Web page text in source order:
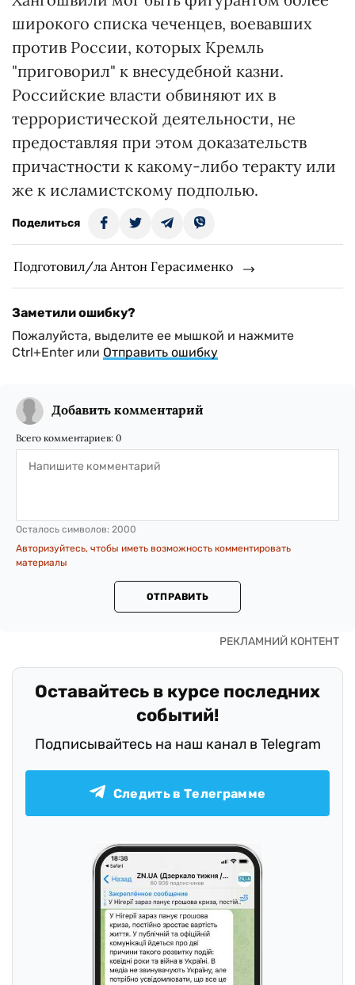
широкого списка чеченцев, воевавших
против России, которых Кремль
"приговорил" к внесудебной казни.
Российские власти обвиняют их в
террористической деятельности, не
предоставляя при этом доказательств
причастности к какому-либо теракту или
же к исламистскому подполью.
Поделиться
Подготовил/ла Антон Герасименко
Заметили ошибку?
Пожалуйста, выделите ее мышкой и нажмите
Ctrl+Enter или Отправить ошибку
Добавить комментарий
Всего комментариев: 0
Осталось символов: 2000
Авторизуйтесь, чтобы иметь возможность комментировать
материалы
ОТПРАВИТЬ
Оставайтесь в курсе последних
событий!
Подписывайтесь на наш канал в Telegram
Следить в Телеграмме